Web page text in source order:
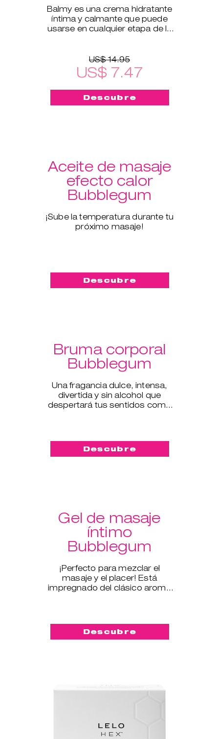
Balmy es una crema hidratante
íntima y calmante que puede
usarse en cualquier etapa de la
US$ 14.95
US$ 7.47
Descubre
Aceite de masaje
efecto calor
Bubblegum
¡Sube la temperatura durante tu
próximo masaje!
Descubre
Bruma corporal
Bubblegum
Una fragancia dulce, intensa,
divertida y sin alcohol que
despertará tus sentidos como
Descubre
Gel de masaje
íntimo
Bubblegum
¡Perfecto para mezclar el
masaje y el placer! Está
impregnado del clásico aroma
Descubre